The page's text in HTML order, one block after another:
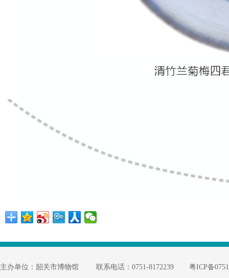
主办单位：韶关市博物馆 联系电话：0751-8172239
粤ICP备